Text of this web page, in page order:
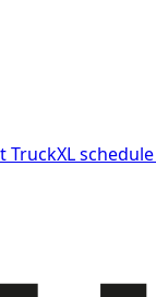
TruckXLschedule